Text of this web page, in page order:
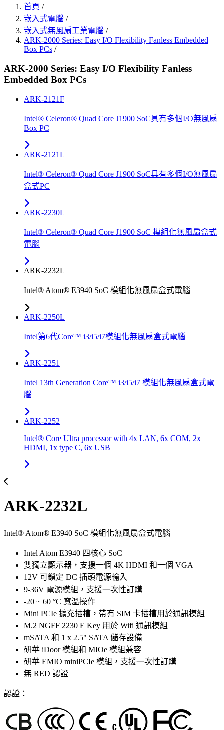
首頁 /
嵌入式電腦 /
嵌入式無風扇工業電腦 /
ARK-2000 Series: Easy I/O Flexibility Fanless Embedded
Box PCs /
ARK-2000 Series: Easy I/O Flexibility Fanless
Embedded Box PCs
ARK-2121F
Intel® Celeron® Quad Core J1900 SoC具有多個I/O無風扇
Box PC
ARK-2121L
Intel® Celeron® Quad Core J1900 SoC具有多個I/O無風扇
盒式PC
ARK-2230L
Intel® Celeron® Quad Core J1900 SoC 模組化無風扇盒式
電腦
ARK-2232L
Intel® Atom® E3940 SoC 模組化無風扇盒式電腦
ARK-2250L
Intel第6代Core™ i3/i5/i7模組化無風扇盒式電腦
ARK-2251
Intel 13th Generation Core™ i3/i5/i7 模組化無風扇盒式電
腦
ARK-2252
Intel® Core Ultra processor with 4x LAN, 6x COM, 2x
HDMI, 1x type C, 6x USB
ARK-2232L
Intel® Atom® E3940 SoC 模組化無風扇盒式電腦
Intel Atom E3940 四核心 SoC
雙獨立顯示器，支援一個 4K HDMI 和一個 VGA
12V 可鎖定 DC 插頭電源輸入
9-36V 電源模組，支援一次性訂購
-20 ~ 60 °C 寬溫操作
Mini PCIe 擴充插槽，帶有 SIM 卡插槽用於通訊模組
M.2 NGFF 2230 E Key 用於 Wifi 通訊模組
mSATA 和 1 x 2.5" SATA 儲存設備
研華 iDoor 模組和 MIOe 模組兼容
研華 EMIO miniPCIe 模組，支援一次性訂購
無 RED 認證
認證：